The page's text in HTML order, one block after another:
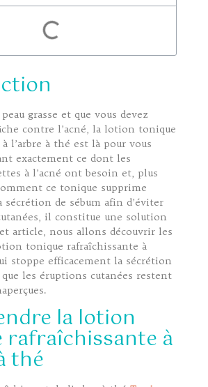
grasse et que vous devez
contre l’acné, la lotion tonique
l’arbre à thé est là pour vous
exactement ce dont les
à l’acné ont besoin et, plus
ce tonique supprime
sécrétion de sébum afin d’éviter
il constitue une solution
article, nous allons découvrir les
tonique rafraîchissante à
stoppe efficacement la sécrétion
les éruptions cutanées restent
la lotion
à
thé